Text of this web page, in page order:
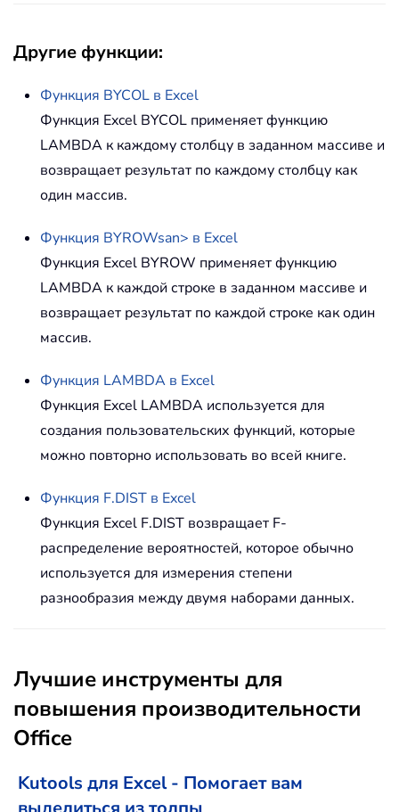
Другие функции:
Функция BYCOL в Excel
Функция Excel BYCOL применяет функцию
LAMBDA к каждому столбцу в заданном массиве и
возвращает результат по каждому столбцу как
один массив.
Функция BYROWsan> в Excel
Функция Excel BYROW применяет функцию
LAMBDA к каждой строке в заданном массиве и
возвращает результат по каждой строке как один
массив.
Функция LAMBDA в Excel
Функция Excel LAMBDA используется для
создания пользовательских функций, которые
можно повторно использовать во всей книге.
Функция F.DIST в Excel
Функция Excel F.DIST возвращает F-
распределение вероятностей, которое обычно
используется для измерения степени
разнообразия между двумя наборами данных.
Лучшие инструменты для
повышения производительности
Office
Kutools для Excel - Помогает вам